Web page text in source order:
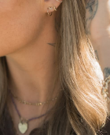
RECENT